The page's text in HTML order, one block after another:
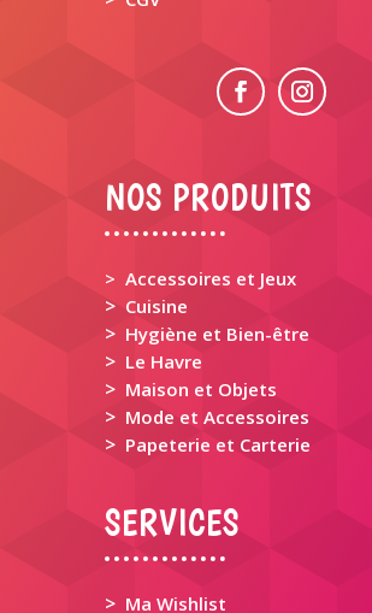
NOS PRODUITS
> Accessoires et Jeux
> Cuisine
> Hygiène et Bien-être
> Le Havre
> Maison et Objets
> Mode et Accessoires
> Papeterie et Carterie
SERVICES
> Ma Wishlist